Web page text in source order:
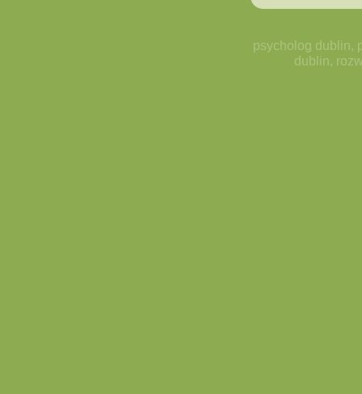
psycholog dublin,
dublin,